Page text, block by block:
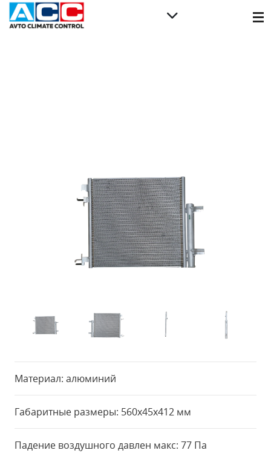
Материал: алюминий
Габаритные размеры: 560x45x412 мм
Падение воздушного давлен макс: 77 Па